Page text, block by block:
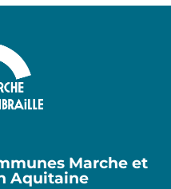
Marche et
Aquitaine